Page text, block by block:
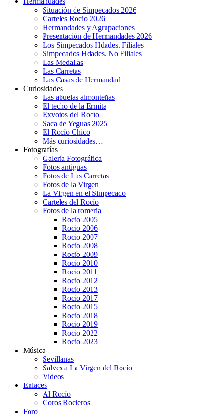
Situación de Simpecados 2026
Carteles Rocío 2026
Hermandades y Agrupaciones
Presentación de Hermandades 2026
Los Simpecados Hdades. Filiales
Simpecados Hdades. No Filiales
Las Medallas
Las Carretas
Las Casas de Hermandad
Curiosidades
Las abuelas almonteñas
El techo de la Ermita
Exvotos del Rocío
Saca de Yeguas 2025
El Rocío Chico
Más curiosidades…
Fotografías
Galería Fotográfica
Fotos antiguas
Fotos de Las Carretas
Fotos de la Virgen
La Virgen en el Simpecado
Carteles del Rocío
Fotos de la romería
Rocío 2005
Rocío 2006
Rocío 2007
Rocío 2008
Rocío 2009
Rocío 2010
Rocío 2011
Rocío 2012
Rocío 2013
Rocío 2017
Rocio 2015
Rocío 2018
Rocío 2019
Rocío 2022
Rocío 2023
Música
Sevillanas
Salves a La Virgen del Rocío
Videos
Enlaces
Al Rocío
Coros Rocieros
Foro